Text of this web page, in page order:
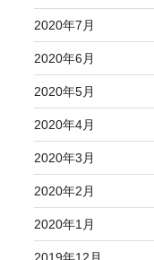
2020年7月
2020年6月
2020年5月
2020年4月
2020年3月
2020年2月
2020年1月